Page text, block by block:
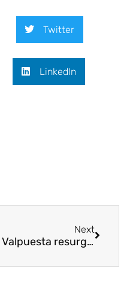
Twitter
LinkedIn
Next
Valpuesta resurge con el primer castellano